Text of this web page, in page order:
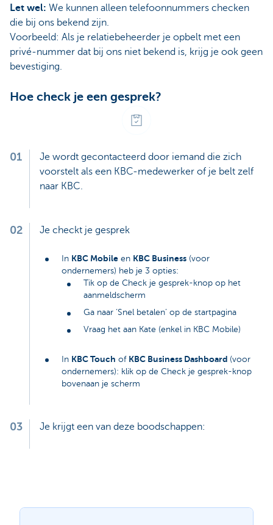
Let wel: We kunnen alleen telefoonnummers checken
die bij ons bekend zijn.
Voorbeeld: Als je relatiebeheerder je opbelt met een
privé-nummer dat bij ons niet bekend is, krijg je ook geen
bevestiging.
Hoe check je een gesprek?
01
Je wordt gecontacteerd door iemand die zich
voorstelt als een KBC-medewerker of je belt zelf
naar KBC.
02 Je checkt je gesprek
In KBC Mobile en KBC Business (voor
ondernemers) heb je 3 opties:
Tik op de Check je gesprek-knop op het
aanmeldscherm
Ga naar ‘Snel betalen’ op de startpagina
Vraag het aan Kate (enkel in KBC Mobile)
In KBC Touch of KBC Business Dashboard (voor
ondernemers): klik op de Check je gesprek-knop
bovenaan je scherm
03 Je krijgt een van deze boodschappen: